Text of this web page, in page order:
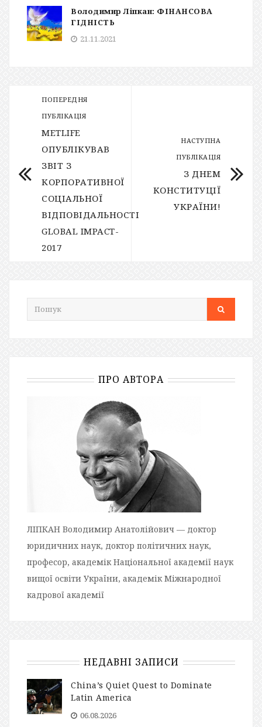
Володимир Ліпкан: ФІНАНСОВА
ГІДНІСТЬ
21.11.2021
ПОПЕРЕДНЯ
ПУБЛІКАЦІЯ
METLIFE
ОПУБЛІКУВАВ
ЗВІТ З
КОРПОРАТИВНОЇ
СОЦІАЛЬНОЇ
ВІДПОВІДАЛЬНОСТІ
GLOBAL IMPACT-
2017
НАСТУПНА
ПУБЛІКАЦІЯ
З ДНЕМ
КОНСТИТУЦІЇ
УКРАЇНИ!
ПРО АВТОРА
ЛІПКАН Володимир Анатолійович — доктор
юридичних наук, доктор політичних наук,
професор, академік Національної академії наук
вищої освіти України, академік Міжнародної
кадрової академії
НЕДАВНІ ЗАПИСИ
China’s Quiet Quest to Dominate
Latin America
06.08.2026